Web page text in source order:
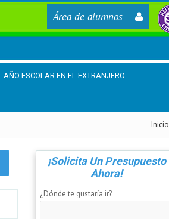
Área de alumnos
AÑO ESCOLAR EN EL EXTRANJERO
Inicio
¡Solicita Un Presupuesto
Ahora!
¿Dónde te gustaría ir?